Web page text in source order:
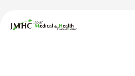
日本医疗健康雅旅中心（JMHC）